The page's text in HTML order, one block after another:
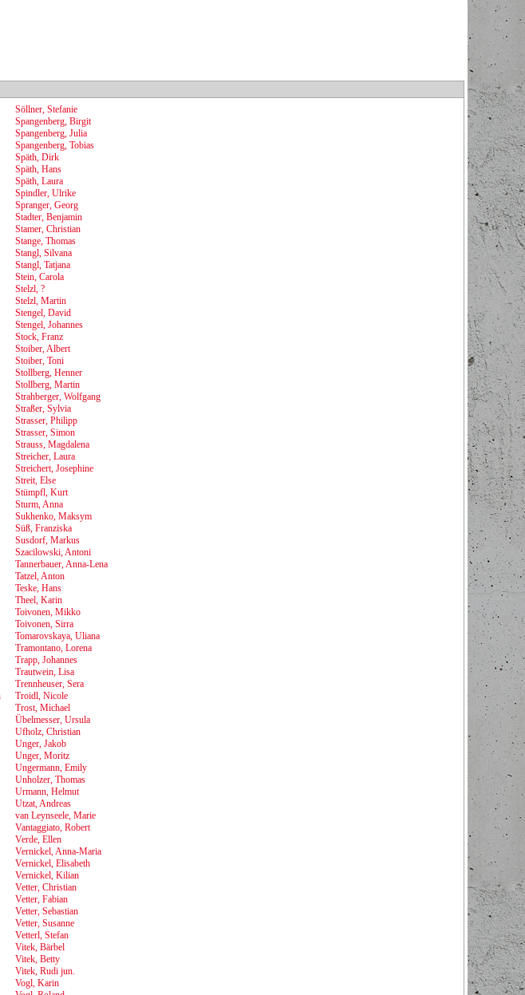
Söllner, Stefanie
Spangenberg, Birgit
Spangenberg, Julia
Spangenberg, Tobias
Späth, Dirk
Späth, Hans
Späth, Laura
Spindler, Ulrike
Spranger, Georg
Stadter, Benjamin
Stamer, Christian
Stange, Thomas
Stangl, Silvana
Stangl, Tatjana
Stein, Carola
Stelzl, ?
Stelzl, Martin
Stengel, David
Stengel, Johannes
Stock, Franz
Stoiber, Albert
Stoiber, Toni
Stollberg, Henner
Stollberg, Martin
Strahberger, Wolfgang
Straßer, Sylvia
Strasser, Philipp
Strasser, Simon
Strauss, Magdalena
Streicher, Laura
Streichert, Josephine
Streit, Else
Stümpfl, Kurt
Sturm, Anna
Sukhenko, Maksym
Süß, Franziska
Susdorf, Markus
Szacilowski, Antoni
Tannerbauer, Anna-Lena
Tatzel, Anton
Teske, Hans
Theel, Karin
Toivonen, Mikko
Toivonen, Sirra
Tomarovskaya, Uliana
Tramontano, Lorena
Trapp, Johannes
Trautwein, Lisa
Trennheuser, Sera
Troidl, Nicole
Trost, Michael
Übelmesser, Ursula
Ufholz, Christian
Unger, Jakob
Unger, Moritz
Ungermann, Emily
Unholzer, Thomas
Urmann, Helmut
Utzat, Andreas
van Leynseele, Marie
Vantaggiato, Robert
Verde, Ellen
Vernickel, Anna-Maria
Vernickel, Elisabeth
Vernickel, Kilian
Vetter, Christian
Vetter, Fabian
Vetter, Sebastian
Vetter, Susanne
Vetterl, Stefan
Vitek, Bärbel
Vitek, Betty
Vitek, Rudi jun.
Vogl, Karin